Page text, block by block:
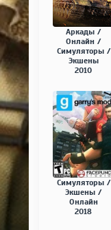
Аркады /
Онлайн /
Симуляторы /
Экшены
2010
Симуляторы /
Экшены /
Онлайн
2018